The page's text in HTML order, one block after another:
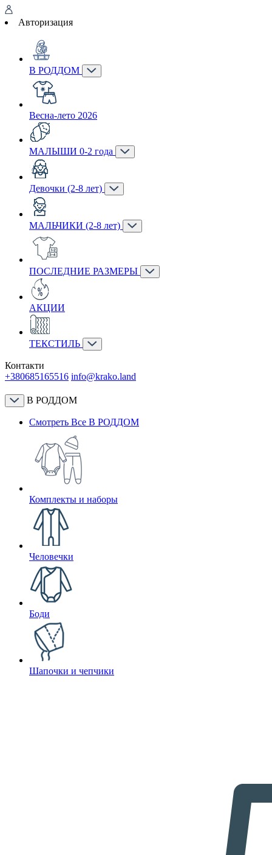
Авторизация
В РОДДОМ
Весна-лето 2026
МАЛЫШИ 0-2 года
Девочки (2-8 лет)
МАЛЬЧИКИ (2-8 лет)
ПОСЛЕДНИЕ РАЗМЕРЫ
АКЦИИ
ТЕКСТИЛЬ
Контакти
+380685165516 info@krako.land
В РОДДОМ
Смотреть Все В РОДДОМ
Комплекты и наборы
Человечки
Боди
Шапочки и чепчики